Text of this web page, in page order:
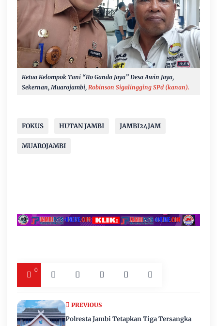
Ketua Kelompok Tani “Ro Ganda Jaya” Desa Awin Jaya,
Sekernan, Muarojambi, Robinson Sigalingging SPd (kanan).
FOKUS HUTAN JAMBI JAMBI24JAM
MUAROJAMBI
0
PREVIOUS
Polresta Jambi Tetapkan Tiga Tersangka